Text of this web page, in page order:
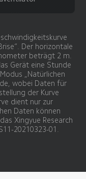
Der horizontale
beträgt 2 m.
Gerät eine Stunde
„Natürlichen
wobei Daten für
der Kurve
dient nur zur
Daten können
Xingyue Research
20210323-01.